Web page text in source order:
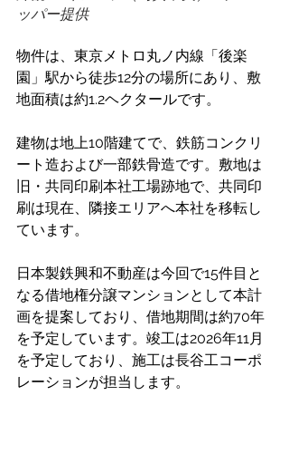
ッパー提供
物件は、東京メトロ丸ノ内線「後楽
園」駅から徒歩12分の場所にあり、敷
地面積は約1.2ヘクタールです。
建物は地上10階建てで、鉄筋コンクリ
ート造および一部鉄骨造です。敷地は
旧・共同印刷本社工場跡地で、共同印
刷は現在、隣接エリアへ本社を移転し
ています。
日本製鉄興和不動産は今回で15件目と
なる借地権分譲マンションとして本計
画を提案しており、借地期間は約70年
を予定しています。竣工は2026年11月
を予定しており、施工は長谷工コーポ
レーションが担当します。